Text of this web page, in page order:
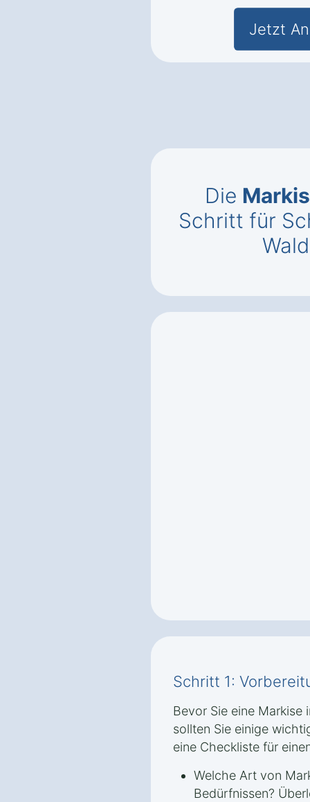
Jetzt
Die
Schritt für
Schritt 1:
Bevor Sie eine Markise
sollten Sie einige
eine Checkliste für
Welche Art von
Bedürfnissen?